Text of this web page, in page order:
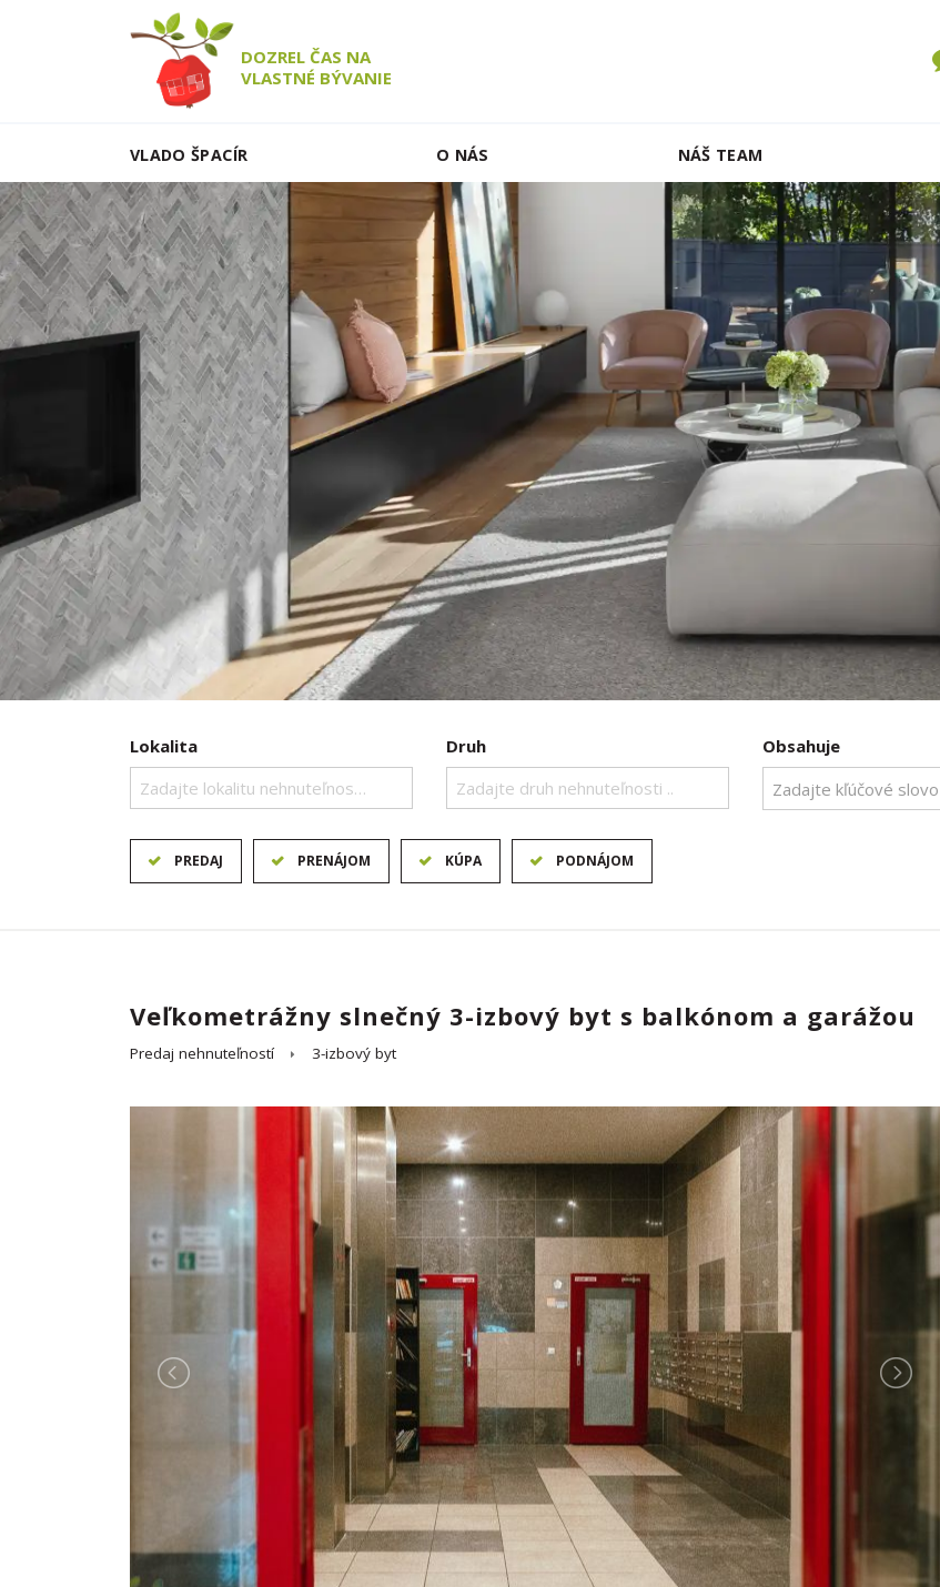
DOZREL ČAS NA
VLASTNÉ BÝVANIE
VLADO ŠPACÍR O NÁS NÁŠ TEAM
Lokalita
Zadajte lokalitu nehnuteľnosti ..
Druh
Zadajte druh nehnuteľnosti ..
Obsahuje
PREDAJ PRENÁJOM KÚPA PODNÁJOM
Veľkometrážny slnečný 3-izbový byt s balkónom a garážou
Predaj nehnuteľností 3-izbový byt